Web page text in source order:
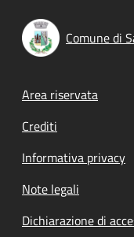
Comune di
Footer
Area riservata
Crediti
Informativa privacy
Note legali
Dichiarazione di